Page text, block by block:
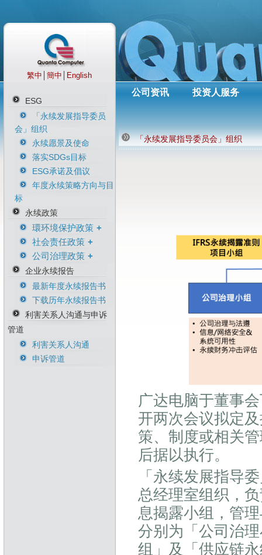
繁中 簡中 English
ESG
「永续发展指导委员
会」组织
永续愿景及使命
落实SDGs目标
ESG承诺及倡议
年度永续策略方向与目
标
永续政策
環环境保护政策
环境保护政策
净零排放气候宣言
能源管理政策
温室气体政策
生物多样性暨不毁林
承诺
社会责任政策
人权政策
人才永续政策
职安卫政策
反歧视与反骚扰政策
公司治理政策
诚信与道德政策暨执
行方针
风险管理政策暨执行
方针
企业永续报告
最新年度永续报告书
下载历年永续报告书
利害关系人沟通与申诉
管道
利害关系人沟通
申诉管道
公司资讯 投资人服务
「永续发展指导委员会」组织
广达电脑于董事
开两次会议拟定
策、制度或相关
后据以执行。
「永续发展指导
总经理室组织，
息揭露小组，管
分别为「公司治
组」及「供应链